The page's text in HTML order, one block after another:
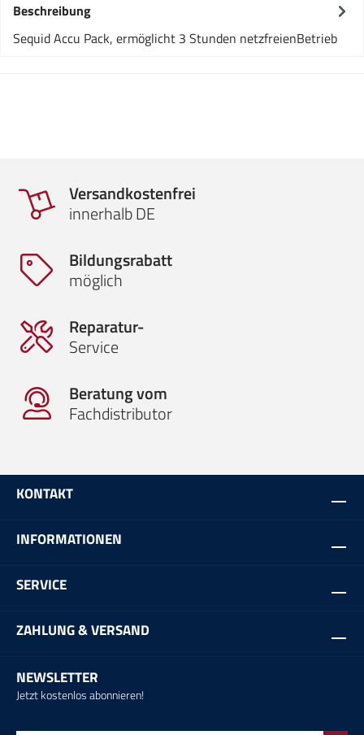
Beschreibung
Sequid Accu Pack, ermöglicht 3 Stunden netzfreienBetrieb
Versandkostenfrei
innerhalb DE
Bildungsrabatt
möglich
Reparatur-
Service
Beratung vom
Fachdistributor
KONTAKT
INFORMATIONEN
SERVICE
ZAHLUNG & VERSAND
NEWSLETTER
Jetzt kostenlos abonnieren!